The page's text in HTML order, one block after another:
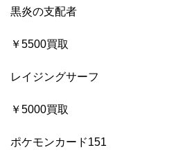
黒炎の支配者
￥5500買取
レイジングサーフ
￥5000買取
ポケモンカード151